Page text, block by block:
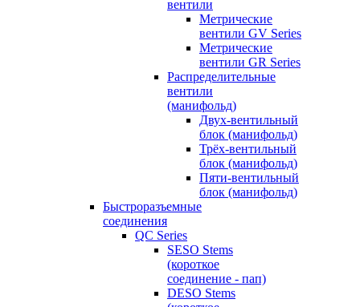
вентили
Метрические
вентили GV Series
Метрические
вентили GR Series
Распределительные
вентили
(манифольд)
Двух-вентильный
блок (манифольд)
Трёх-вентильный
блок (манифольд)
Пяти-вентильный
блок (манифольд)
Быстроразъемные
соединения
QC Series
SESO Stems
(короткое
соединение - пап)
DESO Stems